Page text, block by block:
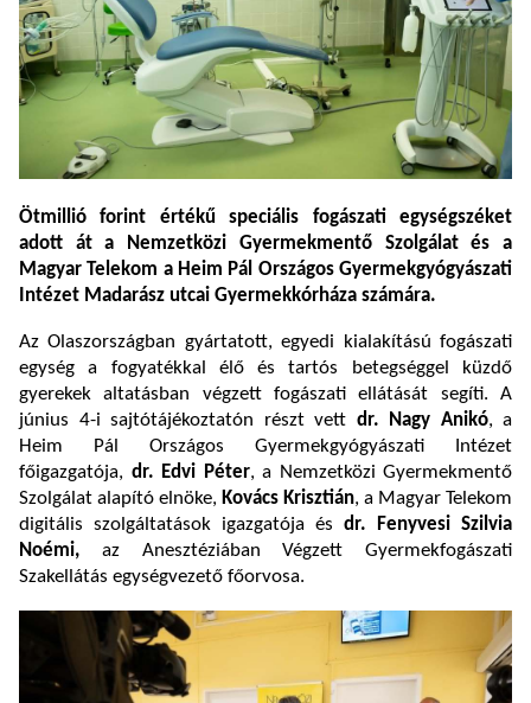
Ötmillió forint értékű speciális fogászati egységszéket
adott át a Nemzetközi Gyermekmentő Szolgálat és a
Magyar Telekom a Heim Pál Országos Gyermekgyógyászati
Intézet Madarász utcai Gyermekkórháza számára.
Az Olaszországban gyártatott, egyedi kialakítású fogászati
egység a fogyatékkal élő és tartós betegséggel küzdő
gyerekek altatásban végzett fogászati ellátását segíti. A
június 4-i sajtótájékoztatón részt vett dr. Nagy Anikó, a
Heim Pál Országos Gyermekgyógyászati Intézet
főigazgatója, dr. Edvi Péter, a Nemzetközi Gyermekmentő
Szolgálat alapító elnöke, Kovács Krisztián, a Magyar Telekom
digitális szolgáltatások igazgatója és dr. Fenyvesi Szilvia
Noémi, az Anesztéziában Végzett Gyermekfogászati
Szakellátás egységvezető főorvosa.